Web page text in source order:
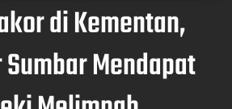
di Kementan,
Mendapat